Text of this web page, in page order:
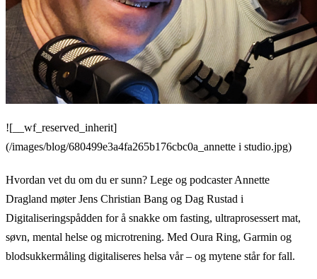
![__wf_reserved_inherit]
(/images/blog/680499e3a4fa265b176cbc0a_annette i studio.jpg)
Hvordan vet du om du er sunn? Lege og podcaster Annette
Dragland møter Jens Christian Bang og Dag Rustad i
Digitaliseringspådden for å snakke om fasting, ultraprosessert mat,
søvn, mental helse og microtrening. Med Oura Ring, Garmin og
blodsukkermåling digitaliseres helsa vår – og mytene står for fall.